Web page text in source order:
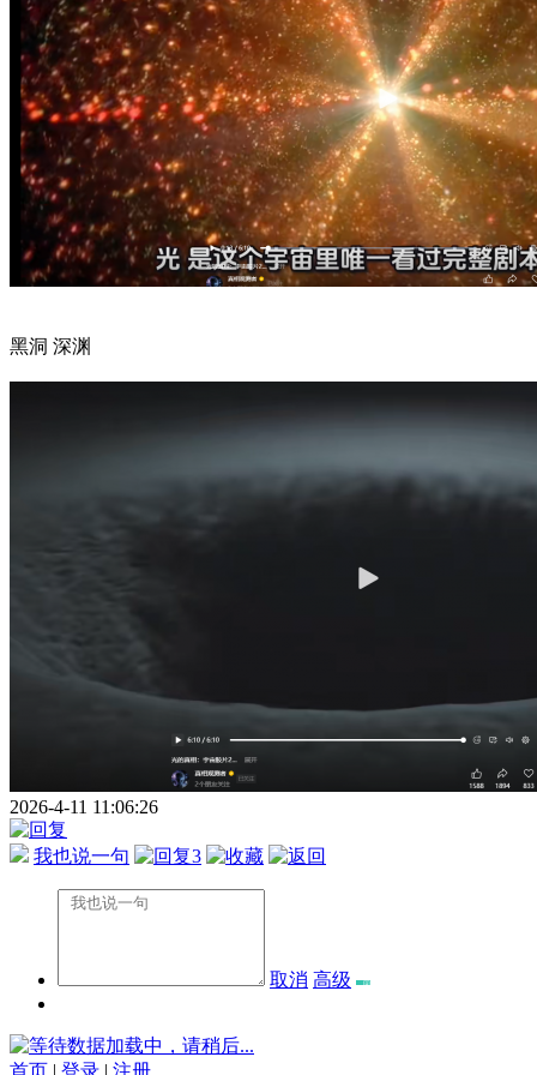
黑洞 深渊
2026-4-11 11:06:26
我也说一句 3
取消 高级
数据加载中，请稍后...
首页 | 登录 | 注册